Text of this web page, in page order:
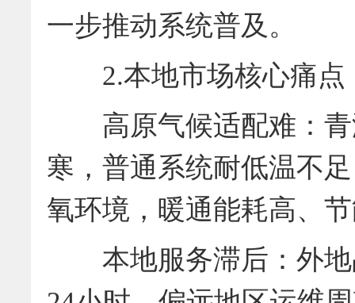
一步推动系统普及。
2.本地市场核心痛点
高原气候适配难：青
寒，普通系统耐低温不
氧环境，暖通能耗高、
本地服务滞后：外地